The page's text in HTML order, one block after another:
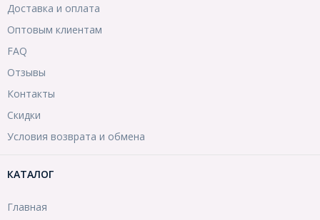
Доставка и оплата
Оптовым клиентам
FAQ
Отзывы
Контакты
Скидки
Условия возврата и обмена
КАТАЛОГ
Главная